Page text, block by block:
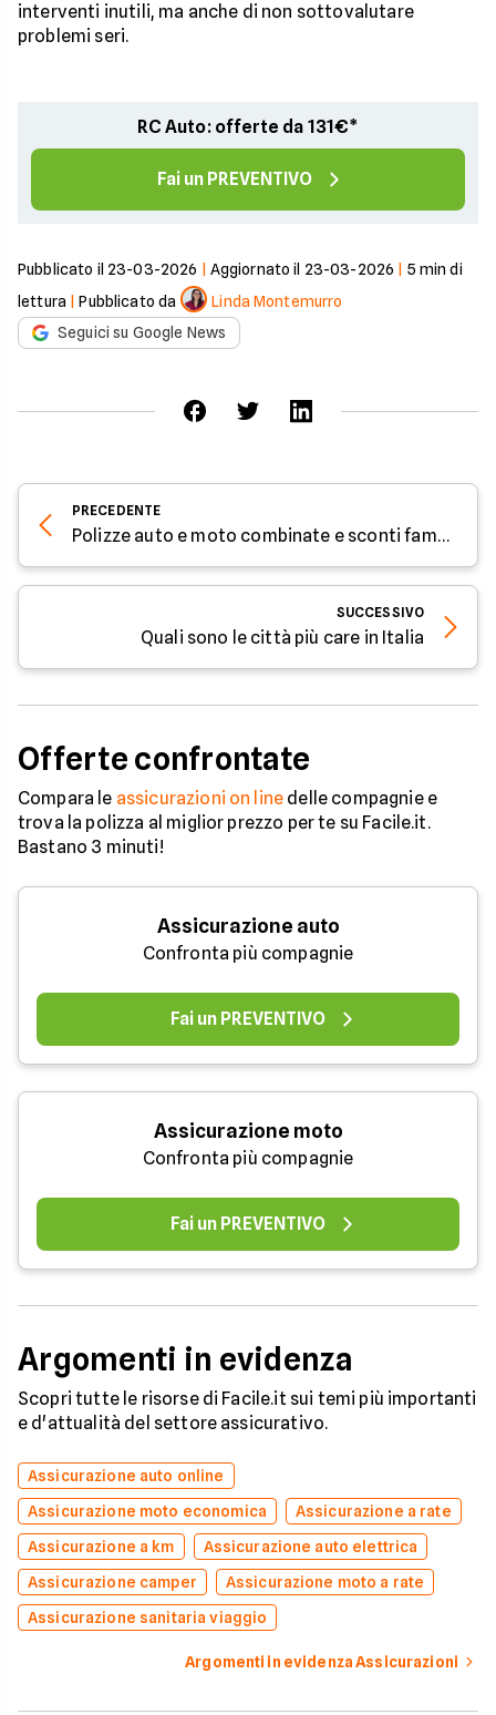
interventi inutili, ma anche di non sottovalutare
problemi seri.
RC Auto: offerte da 131€*
Fai un PREVENTIVO
Pubblicato il 23-03-2026 Aggiornato il 23-03-2026 5 min di
lettura |Pubblicato da
Linda Montemurro
Seguici su Google News
PRECEDENTE
Polizze auto e moto combinate e sconti famiglia, le offerte per risparmiare
SUCCESSIVO
Quali sono le città più care in Italia
Offerte confrontate
Compara le assicurazioni on line delle compagnie e
trova la polizza al miglior prezzo per te su Facile.it.
Bastano 3 minuti!
Assicurazione auto
Confronta più compagnie
Fai un PREVENTIVO
Assicurazione moto
Confronta più compagnie
Fai un PREVENTIVO
Argomenti in evidenza
Scopri tutte le risorse di Facile.it sui temi più importanti
e d'attualità del settore assicurativo.
Assicurazione auto online
Assicurazione moto economica
Assicurazione a rate
Assicurazione a km
Assicurazione auto elettrica
Assicurazione camper
Assicurazione moto a rate
Assicurazione sanitaria viaggio
Argomenti in evidenza Assicurazioni